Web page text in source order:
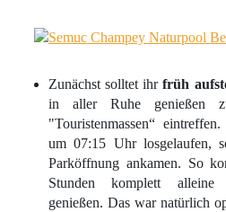
Zunächst solltet ihrfrüh
in aller Ruhe genießen
"Touristenmassen“
um 07:15 Uhr losgelaufen,
Parköffnung ankamen. So
Stunden komplett alleine
genießen. Das war natürlich